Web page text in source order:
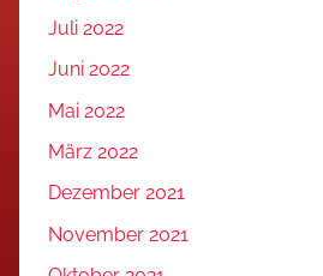
Juli 2022
Juni 2022
Mai 2022
März 2022
Dezember 2021
November 2021